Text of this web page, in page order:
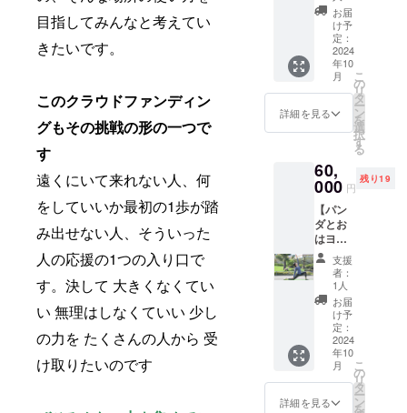
目指してみんなと考えてい
きたいです。
このクラウドファンディン
グもその挑戦の形の一つで
す
遠くにいて来れない人、何
をしていいか最初の1歩が踏
み出せない人、そういった
人の応援の1つの入り口で
す。決して 大きくなくてい
い 無理はしなくていい 少し
の力を たくさんの人から 受
け取りたいのです
いけ
ど、 本
当に必
要なネ
ジと今
のあな
たにい
らない
り行動
できる
きっか
けにな
れる時
間を作
れたら
と思い
企画し
まし
た。
ハッ
ピーこ
うちゃ
んのユ
ギに泊
でご連
絡させ
ていた
だきま
す。 ※
万が一
メール
が届か
え、備
考欄に
て連絡
のつき
やすい
電話番
号もご
記載く
ださ
い。 ※
全ての
ご要望
にお応
えでき
ない場
ります
を演出
しま
す。 ※
クラウ
ドファ
ンディ
ング特
別価格
ンの相
談は、
クラウ
ドファ
ンディ
ング終
了後に
担当者
より
メール
でご連
絡させ
ていた
だきま
す。 ※
メール
「結
浜」の
寝言】
アドベ
チャー
ワール
ドの
結浜が
睡眠中
た鳴き
声の
ファイ
ル！ 飼
育ス
タッフ
でもな
かなか
遭遇で
きな
い、超
レアな
音声で
す。 彩
お届
け予
定：
2024
年10
月
詳細を見る
こ
の
リ
タ
ー
ン
を
選
択
す
る
60,
000 円
残り19
【パン
ダとお
はヨガ
へのご
招
待！】
完成後
のパン
ダバン
ブー
アート
で朝ヨ
ガ体
験！ 開
支援
者：
1人
お届
け予
定：
2024
年10
月
詳細を見る
こ
の
リ
タ
ー
ン
を